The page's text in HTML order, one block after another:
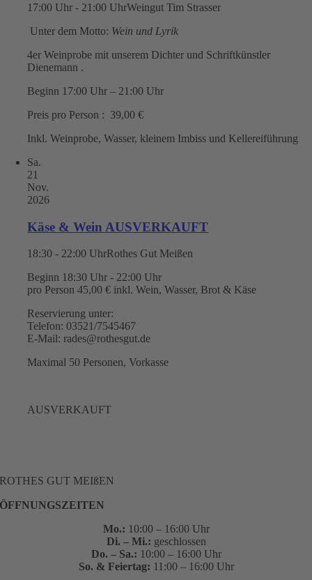
17:00 Uhr - 21:00 UhrWeingut Tim Strasser
Unter dem Motto: Wein und Lyrik
4er Weinprobe mit unserem Dichter und Schriftkünstler
Dienemann .
Beginn 17:00 Uhr – 21:00 Uhr
Preis pro Person : 39,00 €
Inkl. Weinprobe, Wasser, kleinem Imbiss und Kellereiführung
Sa.
21
Nov.
2026
Käse & Wein AUSVERKAUFT
18:30 - 22:00 UhrRothes Gut Meißen
Beginn 18:30 Uhr - 22:00 Uhr
pro Person 45,00 € inkl. Wein, Wasser, Brot & Käse
Reservierung unter:
Telefon: 03521/7545467
E-Mail: rades@rothesgut.de
Maximal 50 Personen, Vorkasse
AUSVERKAUFT
ROTHES GUT MEIßEN
ÖFFNUNGSZEITEN
Mo.: 10:00 – 16:00 Uhr
Di. – Mi.: geschlossen
Do. – Sa.: 10:00 – 16:00 Uhr
So. & Feiertag: 11:00 – 16:00 Uhr